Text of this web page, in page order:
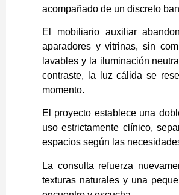
acompañado de un discreto
El mobiliario auxiliar
aparadores y vitrinas, sin
lavables y la iluminación
contraste, la luz cálida se
momento.
El proyecto establece una
uso estrictamente clínico,
espacios según las
La consulta refuerza
texturas naturales y una